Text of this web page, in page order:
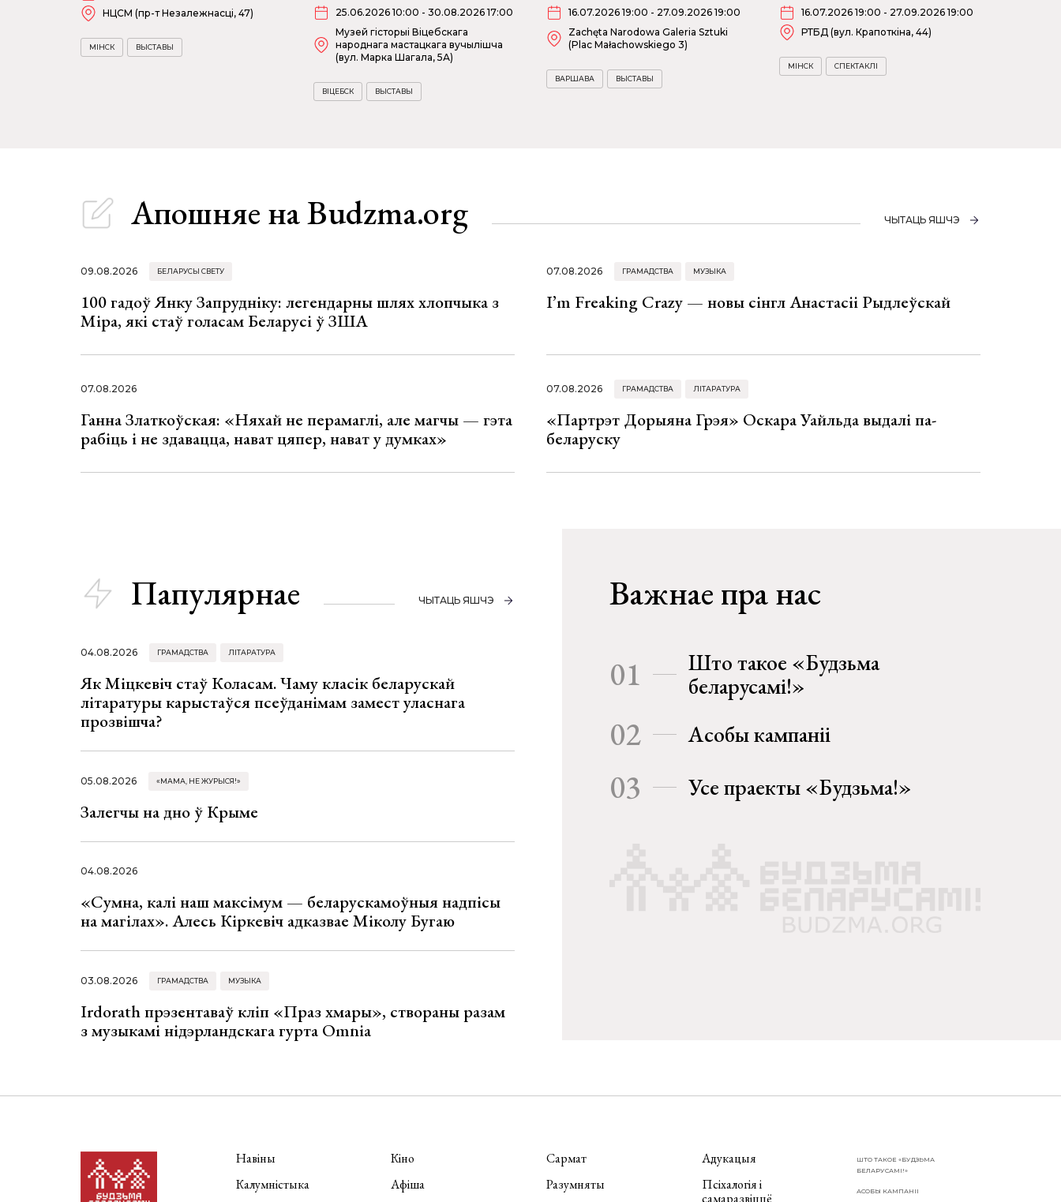
НЦСМ (пр-т Незалежнасці, 47)
МІНСК ВЫСТАВЫ
25.06.2026 10:00 - 30.08.2026 17:00
Музей гісторыі Віцебскага
народнага мастацкага вучылішча
(вул. Марка Шагала, 5А)
ВІЦЕБСК ВЫСТАВЫ
16.07.2026 19:00 - 27.09.2026 19:00
Zachęta Narodowa Galeria Sztuki
(Plac Małachowskiego 3)
ВАРШАВА ВЫСТАВЫ
16.07.2026 19:00 - 27.09.2026 19:00
РТБД (вул. Крапоткіна, 44)
МІНСК СПЕКТАКЛІ
Апошняе на Budzma.org ЧЫТАЦЬ ЯШЧЭ
09.08.2026 БЕЛАРУСЫ СВЕТУ
100 гадоў Янку Запрудніку: легендарны шлях хлопчыка з
Міра, які стаў голасам Беларусі ў ЗША
07.08.2026 ГРАМАДСТВА МУЗЫКА
I’m Freaking Crazy — новы сінгл Анастасіі Рыдлеўскай
07.08.2026
Ганна Златкоўская: «Няхай не перамаглі, але магчы — гэта
рабіць і не здавацца, нават цяпер, нават у думках»
07.08.2026 ГРАМАДСТВА ЛІТАРАТУРА
«Партрэт Дорыяна Грэя» Оскара Уайльда выдалі па-
беларуску
Папулярнае ЧЫТАЦЬ ЯШЧЭ
04.08.2026 ГРАМАДСТВА ЛІТАРАТУРА
Як Міцкевіч стаў Коласам. Чаму класік беларускай
літаратуры карыстаўся псеўданімам замест уласнага
прозвішча?
05.08.2026 «МАМА, НЕ ЖУРЫСЯ!»
Залегчы на дно ў Крыме
04.08.2026
«Сумна, калі наш максімум — беларускамоўныя надпісы
на магілах». Алесь Кіркевіч адказвае Міколу Бугаю
03.08.2026 ГРАМАДСТВА МУЗЫКА
Irdorath прэзентаваў кліп «Праз хмары», створаны разам
з музыкамі нідэрландскага гурта Omnia
Важнае пра нас
01
Што такое «Будзьма
беларусамі!»
02 Асобы кампаніі
03 Усе праекты «Будзьма!»
Навіны
Калумністыка
Кіно
Афіша
Сармат
Разумняты
Адукацыя
Псіхалогія і
самаразвіццё
ШТО ТАКОЕ «БУДЗЬМА
БЕЛАРУСАМІ!»
АСОБЫ КАМПАНІІ